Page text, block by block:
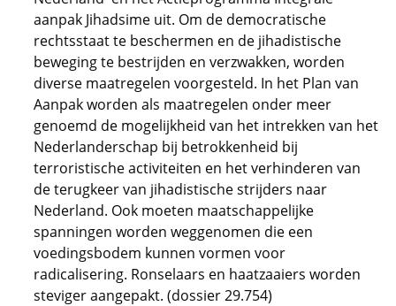
aanpak Jihadsime uit. Om de democratische
rechtsstaat te beschermen en de jihadistische
beweging te bestrijden en verzwakken, worden
diverse maatregelen voorgesteld. In het Plan van
Aanpak worden als maatregelen onder meer
genoemd de mogelijkheid van het intrekken van het
Nederlanderschap bij betrokkenheid bij
terroristische activiteiten en het verhinderen van
de terugkeer van jihadistische strijders naar
Nederland. Ook moeten maatschappelijke
spanningen worden weggenomen die een
voedingsbodem kunnen vormen voor
radicalisering. Ronselaars en haatzaaiers worden
steviger aangepakt. (dossier 29.754)